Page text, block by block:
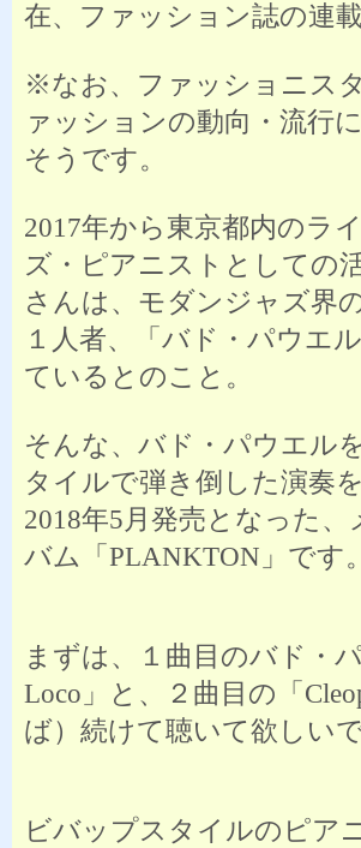
在、ファッション誌の連
※なお、ファッショニス
ァッションの動向・流行
そうです。
2017年から東京都内のラ
ズ・ピアニストとしての
さんは、モダンジャズ界
１人者、「バド・パウエ
ているとのこと。
そんな、バド・パウエル
タイルで弾き倒した演奏
2018年5月発売となった
バム「PLANKTON」です。
まずは、１曲目のバド・
Loco」と、２曲目の「
ば）続けて聴いて欲しいで
ビバップスタイルのピア